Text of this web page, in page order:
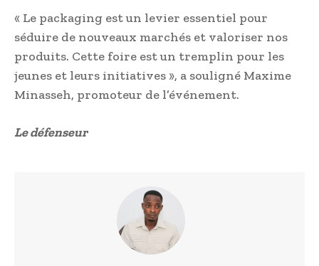
« Le packaging est un levier essentiel pour
séduire de nouveaux marchés et valoriser nos
produits. Cette foire est un tremplin pour les
jeunes et leurs initiatives », a souligné Maxime
Minasseh, promoteur de l’événement.
Le défenseur